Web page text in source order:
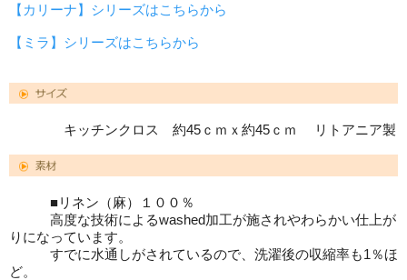
【カリーナ】シリーズはこちらから
【ミラ】シリーズはこちらから
キッチンクロス 約45ｃｍｘ約45ｃｍ リトアニア製
■リネン（麻）１００％
高度な技術によるwashed加工が施されやわらかい仕上が
りになっています。
すでに水通しがされているので、洗濯後の収縮率も1％ほ
ど。